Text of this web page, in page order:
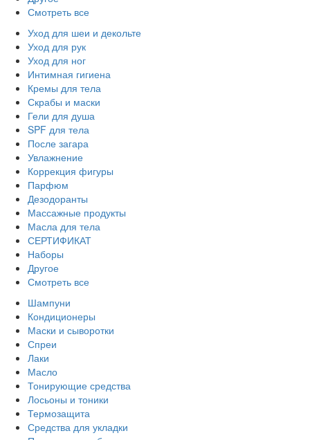
Смотреть все
Уход для шеи и декольте
Уход для рук
Уход для ног
Интимная гигиена
Кремы для тела
Скрабы и маски
Гели для душа
SPF для тела
После загара
Увлажнение
Коррекция фигуры
Парфюм
Дезодоранты
Массажные продукты
Масла для тела
СЕРТИФИКАТ
Наборы
Другое
Смотреть все
Шампуни
Кондиционеры
Маски и сыворотки
Спреи
Лаки
Масло
Тонирующие средства
Лосьоны и тоники
Термозащита
Средства для укладки